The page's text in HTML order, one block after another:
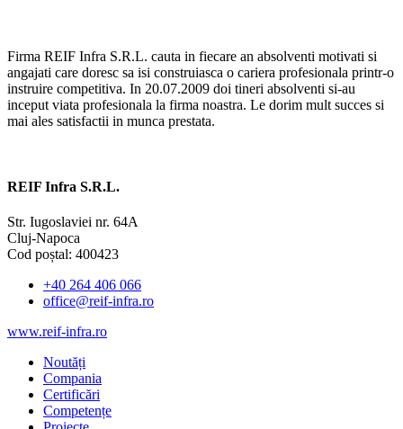
Firma REIF Infra S.R.L. cauta in fiecare an absolventi motivati si
angajati care doresc sa isi construiasca o cariera profesionala printr-o
instruire competitiva. In 20.07.2009 doi tineri absolventi si-au
inceput viata profesionala la firma noastra. Le dorim mult succes si
mai ales satisfactii in munca prestata.
REIF Infra S.R.L.
Str. Iugoslaviei nr. 64A
Cluj-Napoca
Cod poștal: 400423
+40 264 406 066
office@reif-infra.ro
www.reif-infra.ro
Noutăți
Compania
Certificări
Competențe